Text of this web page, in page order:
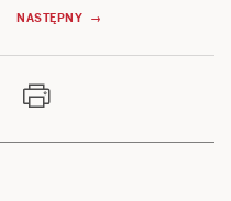
NASTĘPNY →